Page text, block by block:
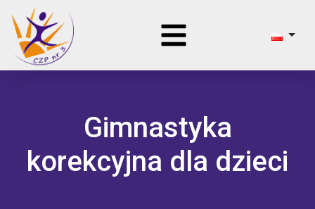
Gimnastyka
korekcyjna dla dzieci